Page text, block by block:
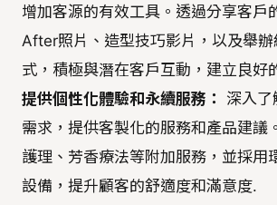
增加客源的有效工具。透過分享客戶
After照片、造型技巧影片，以及舉辦
式，積極與潛在客戶互動，建立良好
提供個性化體驗和永續服務：
深入了
需求，提供客製化的服務和產品建議
護理、芳香療法等附加服務，並採用
設備，提升顧客的舒適度和滿意度.